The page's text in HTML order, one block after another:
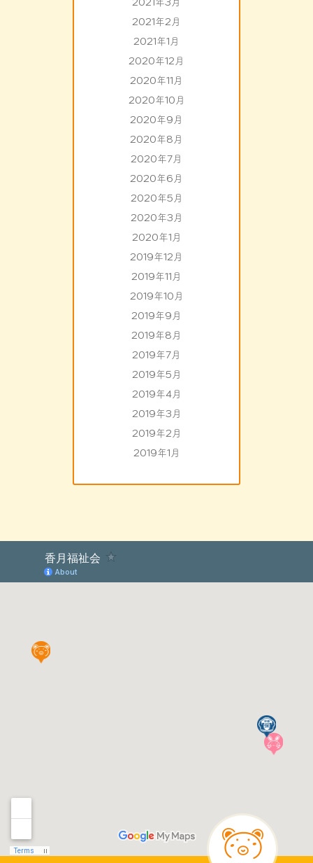
2021年2月
2021年1月
2020年12月
2020年11月
2020年10月
2020年9月
2020年8月
2020年7月
2020年6月
2020年5月
2020年3月
2020年1月
2019年12月
2019年11月
2019年10月
2019年9月
2019年8月
2019年7月
2019年5月
2019年4月
2019年3月
2019年2月
2019年1月